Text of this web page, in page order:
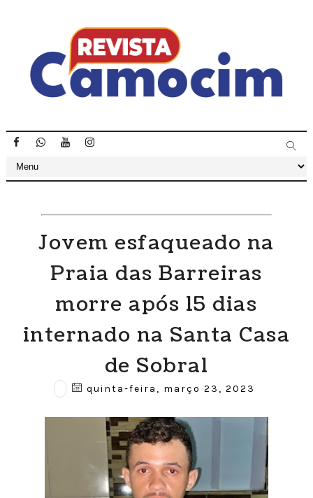
Jovem esfaqueado na
Praia das Barreiras
morre após 15 dias
internado na Santa Casa
de Sobral
quinta-feira, março 23, 2023